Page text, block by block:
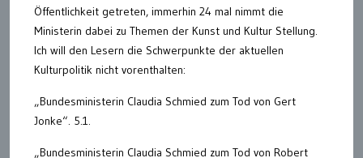
Öffentlichkeit getreten, immerhin 24 mal nimmt die
Ministerin dabei zu Themen der Kunst und Kultur Stellung.
Ich will den Lesern die Schwerpunkte der aktuellen
Kulturpolitik nicht vorenthalten:
„Bundesministerin Claudia Schmied zum Tod von Gert
Jonke“. 5.1.
„Bundesministerin Claudia Schmied zum Tod von Robert